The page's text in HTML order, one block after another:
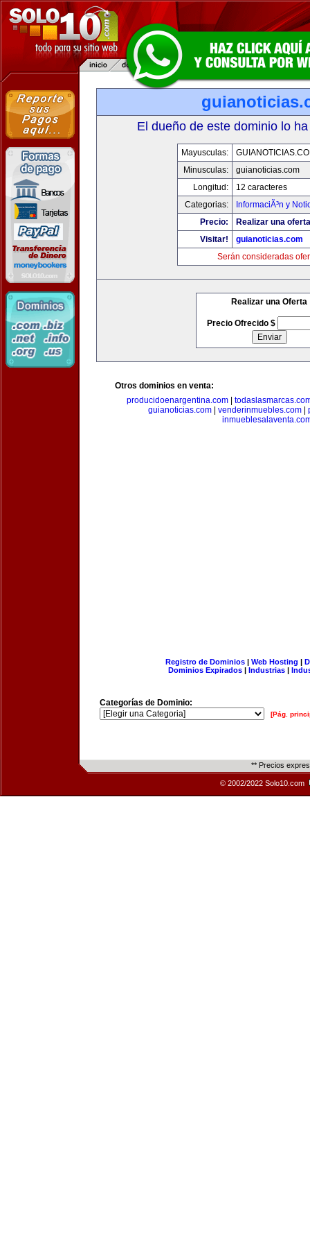
El dueño de este dominio lo
Mayusculas:
Minusculas:
guianoticias.com
Longitud:
12 caracteres
Categorias:
InformaciÃ³n y
Precio:
Realizar una
Visitar!
guianoticias.com
Serán consideradas
Realizar una Oferta
Precio Ofrecido $
Otros dominios en venta:
producidoenargentina.com|
guianoticias.com| venderinmuebles.com|
Registro de Dominios| Web Hosting |
Dominios Expirados | Industrias |
Categorías de Dominio:
[Pág.
** Precios
© 2002/2022 Solo10.com